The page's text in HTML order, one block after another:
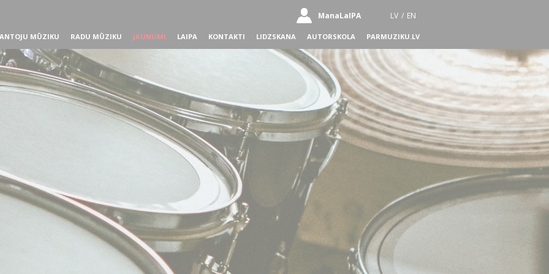
ManaLaIPA LV / EN
MŪZIKU RADU MŪZIKU JAUNUMI LAIPA KONTAKTI LIDZSKANA AUTORSKOLA PARMUZIKU.LV